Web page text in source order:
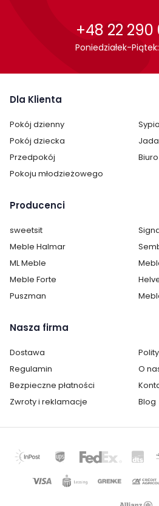
Cechy charakterystyczne
Szerokość:
Wysokość: 70 cm
Głębokość: 34 cm
Ilość półek:
Ilość drzwi:
Oświetlenie: brak
Montaż: do
Styl:
+48 22 290
Poniedziałek-Piątek:
Dla Klienta
Pokój dzienny
Pokój dziecka
Przedpokój
Biuro
Pokoju młodzieżowego
Producenci
sweetsit
Meble Halmar
ML Meble
Meble Forte
Puszman
Nasza firma
Dostawa
Regulamin
O
Bezpieczne płatności
Zwroty i reklamacje
Blog